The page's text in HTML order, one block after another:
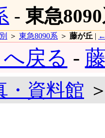
- 東急
＞ 東急8090系 ＞ 藤が丘 |
戻る -
・資料館